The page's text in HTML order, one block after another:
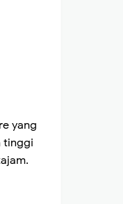
yang
tinggi